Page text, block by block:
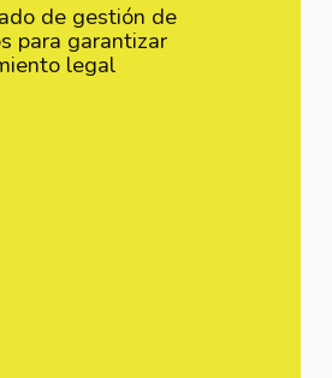
de gestión de
para garantizar
legal